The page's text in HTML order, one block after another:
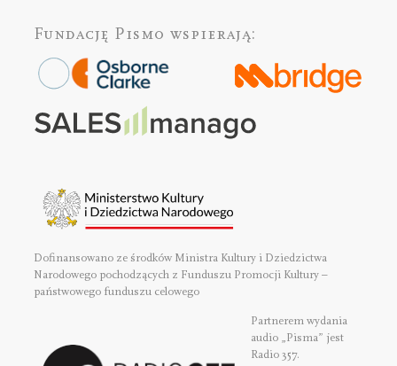
Fundację Pismo wspierają:
Dofinansowano ze środków Ministra Kultury i Dziedzictwa
Narodowego pochodzących z Funduszu Promocji Kultury –
państwowego funduszu celowego
Partnerem wydania
audio „Pisma” jest
Radio 357.